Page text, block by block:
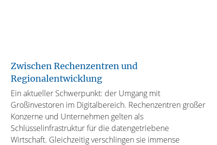
Zwischen Rechenzentren und
Regionalentwicklung
Ein aktueller Schwerpunkt: der Umgang mit
Großinvestoren im Digitalbereich. Rechenzentren großer
Konzerne und Unternehmen gelten als
Schlüsselinfrastruktur für die datengetriebene
Wirtschaft. Gleichzeitig verschlingen sie immense